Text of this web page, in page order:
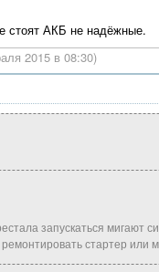
стоят АКБ не надёжные.
2015 в 08:30)
запускаться мигают
стартер или